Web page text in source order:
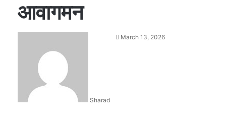
आवागमन
Sharad
SendMarch 13, 2026